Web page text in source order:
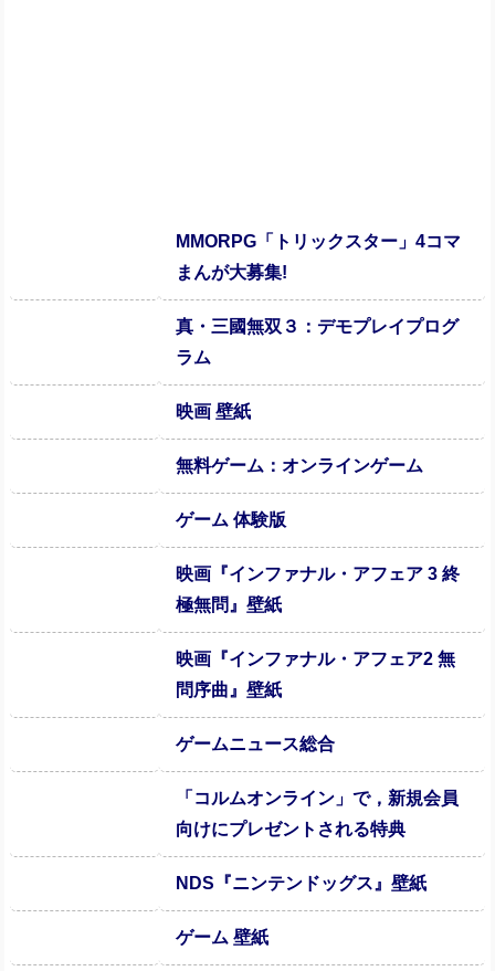
MMORPG「トリックスター」4コマ
まんが大募集!
真・三國無双３：デモプレイプログ
ラム
映画 壁紙
無料ゲーム：オンラインゲーム
ゲーム 体験版
映画『インファナル・アフェア 3 終
極無問』壁紙
映画『インファナル・アフェア2 無
問序曲』壁紙
ゲームニュース総合
「コルムオンライン」で，新規会員
向けにプレゼントされる特典
NDS『ニンテンドッグス』壁紙
ゲーム 壁紙